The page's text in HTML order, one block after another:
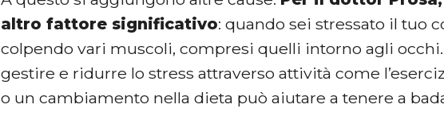
altro fattore significativo: quando sei stressato il tuo
colpendo vari muscoli, compresi quelli intorno agli
gestire e ridurre lo stress attraverso attività come
o un cambiamento nella dieta può aiutare a tenere a